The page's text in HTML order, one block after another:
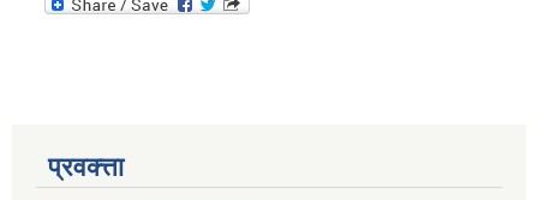
प्रवक्त्ता